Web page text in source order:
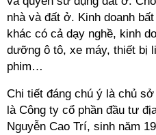
nhà và đất ở. Kinh doanh
khác có cả dạy nghề, kinh
dưỡng ô tô, xe máy, thiết bị
phim…
Chi tiết đáng chú ý là chủ
là Công ty cổ phần đầu tư
Nguyễn Cao Trí, sinh năm